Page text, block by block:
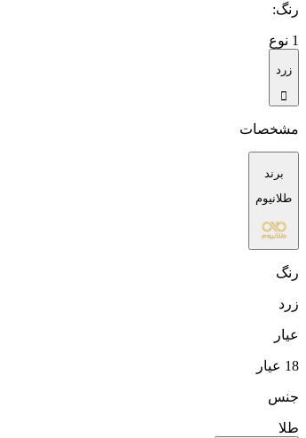
رنگ:
1 نوع
زرد
مشخصات
برند
طلانیوم
رنگ
زرد
عیار
18 عیار
جنس
طلا